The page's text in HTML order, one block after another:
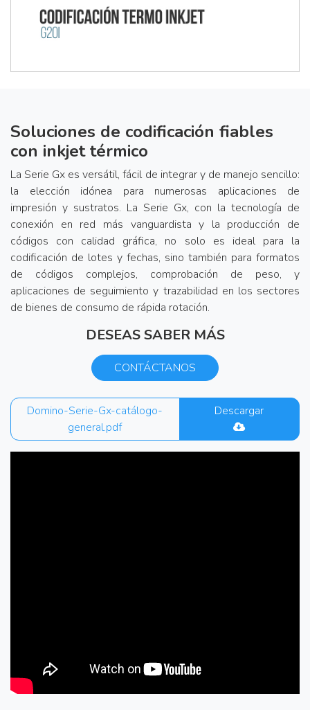
Soluciones de codificación fiables
con inkjet térmico
La Serie Gx es versátil, fácil de integrar y de manejo sencillo:
la elección idónea para numerosas aplicaciones de
impresión y sustratos. La Serie Gx, con la tecnología de
conexión en red más vanguardista y la producción de
códigos con calidad gráfica, no solo es ideal para la
codificación de lotes y fechas, sino también para formatos
de códigos complejos, comprobación de peso, y
aplicaciones de seguimiento y trazabilidad en los sectores
de bienes de consumo de rápida rotación.
DESEAS SABER MÁS
CONTÁCTANOS
Domino-Serie-Gx-catálogo-
general.pdf
Descargar